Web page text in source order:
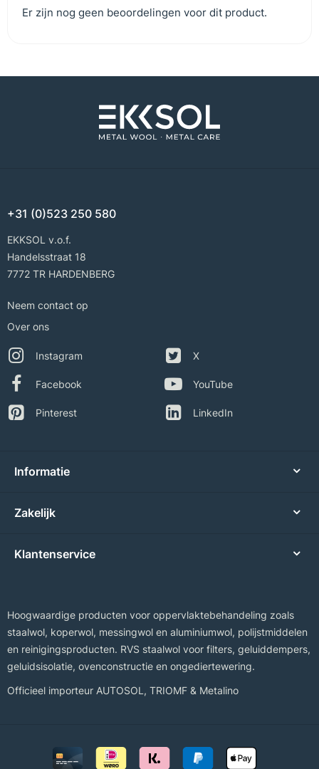
Er zijn nog geen beoordelingen voor dit product.
+31 (0)523 250 580
EKKSOL v.o.f.
Handelsstraat 18
7772 TR HARDENBERG
Neem contact op
Over ons
Instagram
Facebook
Pinterest
X
YouTube
LinkedIn
Informatie
Zakelijk
Klantenservice
Hoogwaardige producten voor oppervlaktebehandeling zoals
staalwol, koperwol, messingwol en aluminiumwol, polijstmiddelen
en reinigingsproducten. RVS staalwol voor filters, geluiddempers,
geluidsisolatie, ovenconstructie en ongediertewering.
Officieel importeur AUTOSOL , TRIOMF & Metalino